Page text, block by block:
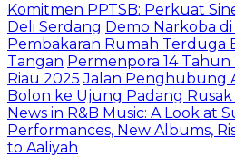
Komitmen PPTSB: Perkuat
Deli Serdang Demo Narkoba
Pembakaran Rumah Terduga
Tangan Permenpora 14 Tahun
Riau 2025 Jalan Penghubung
Bolon ke Ujung Padang Rusak
News in R&B Music: A Look at
Performances, New Albums,
to Aaliyah